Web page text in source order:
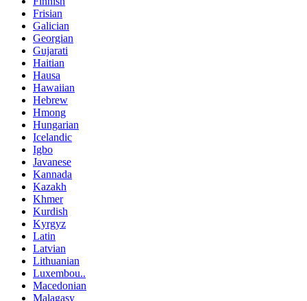
Frisian
Galician
Georgian
Gujarati
Haitian
Hausa
Hawaiian
Hebrew
Hmong
Hungarian
Icelandic
Igbo
Javanese
Kannada
Kazakh
Khmer
Kurdish
Kyrgyz
Latin
Latvian
Lithuanian
Luxembou..
Macedonian
Malagasy